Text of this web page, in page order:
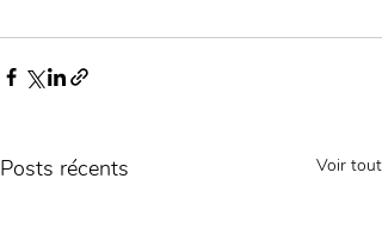
Posts récents Voir tout